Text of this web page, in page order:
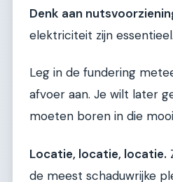
Denk aan
elektriciteit zijn essentieel.
Leg in de fundering
afvoer aan. Je wilt later
moeten boren in die
Locatie, locatie, locatie.
de meest schaduwrijke